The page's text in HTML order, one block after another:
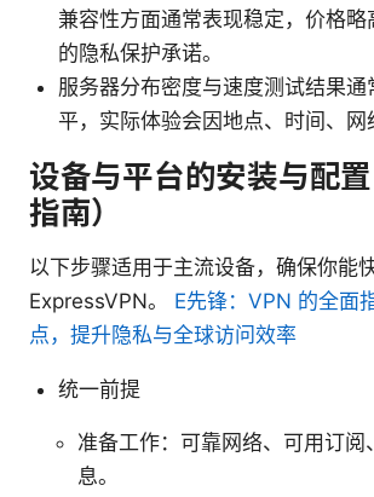
兼容性方面通常表现稳定，价格
的隐私保护承诺。
服务器分布密度与速度测试结果
平，实际体验会因地点、时间、网
设备与平台的安装与配
指南）
以下步骤适用于主流设备，确保你能
ExpressVPN。 E先锋：VPN 的全面
点，提升隐私与全球访问效率
统一前提
准备工作：可靠网络、可用订阅
息。